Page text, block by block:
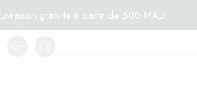
Livraison gratuite à partir de 600 MAD